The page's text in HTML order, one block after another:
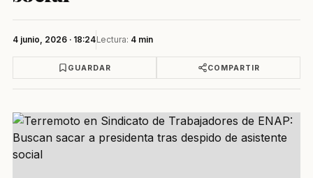
4 junio, 2026 · 18:24Lectura: 4 min
GUARDAR COMPARTIR